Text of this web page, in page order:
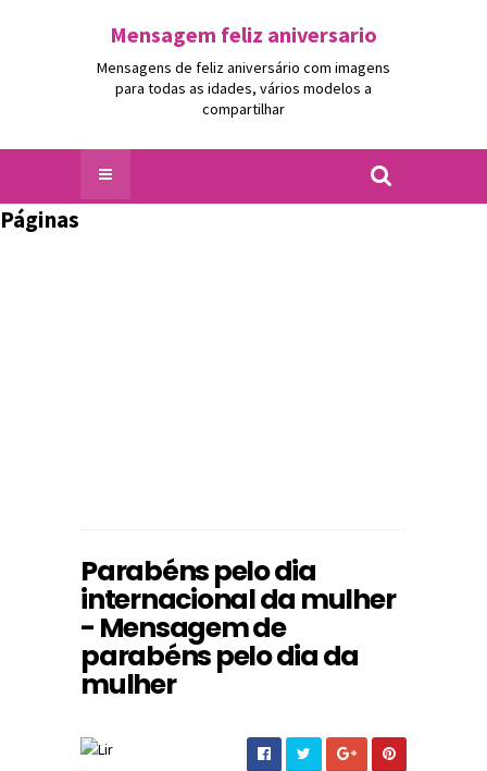
Mensagem feliz aniversario
Mensagens de feliz aniversário com imagens
para todas as idades, vários modelos a
compartilhar
Páginas
Parabéns pelo dia
internacional da mulher
- Mensagem de
parabéns pelo dia da
mulher